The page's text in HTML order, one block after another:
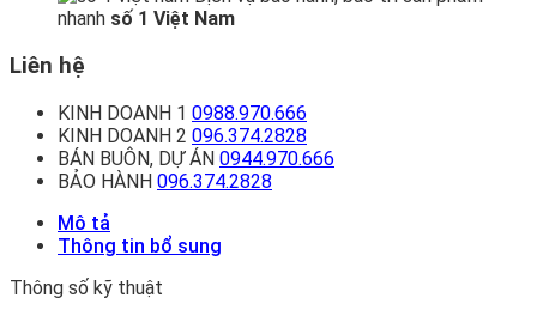
nhanh số 1 Việt Nam
Liên hệ
KINH DOANH 1 0988.970.666
KINH DOANH 2 096.374.2828
BÁN BUÔN, DỰ ÁN 0944.970.666
BẢO HÀNH 096.374.2828
Mô tả
Thông tin bổ sung
Thông số kỹ thuật